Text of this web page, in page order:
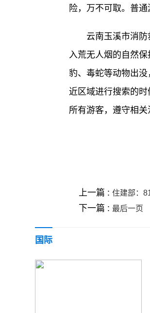
险，万不可取。普
云南玉溪市消
入荒无人烟的自然
豹、毒蛇等动物出
近区域进行搜索的
所有游客，遵守相关
上一篇 : 住建部：
下一篇 : 最后一页
国际